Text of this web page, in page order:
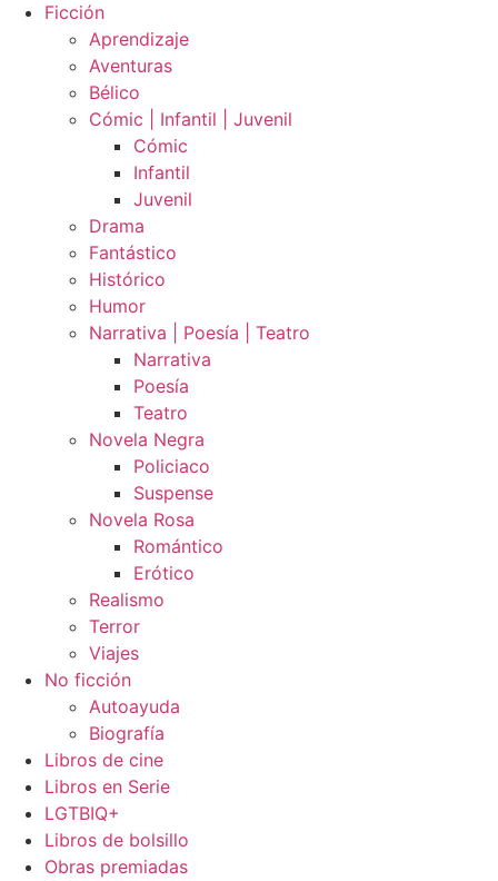
Ficción
Aprendizaje
Aventuras
Bélico
Cómic | Infantil | Juvenil
Cómic
Infantil
Juvenil
Drama
Fantástico
Histórico
Humor
Narrativa | Poesía | Teatro
Narrativa
Poesía
Teatro
Novela Negra
Policiaco
Suspense
Novela Rosa
Romántico
Erótico
Realismo
Terror
Viajes
No ficción
Autoayuda
Biografía
Libros de cine
Libros en Serie
LGTBIQ+
Libros de bolsillo
Obras premiadas